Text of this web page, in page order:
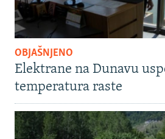
OBJAŠNJENO
Elektrane na Dunavu
temperatura raste